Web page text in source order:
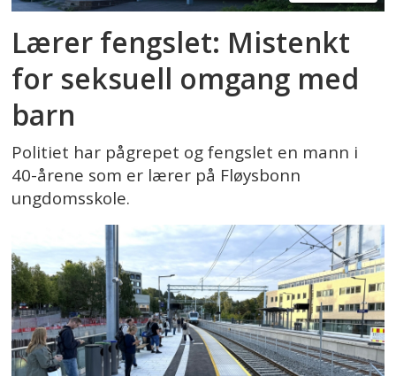
Lærer fengslet: Mistenkt
for seksuell omgang med
barn
Politiet har pågrepet og fengslet en mann i
40-årene som er lærer på Fløysbonn
ungdomsskole.